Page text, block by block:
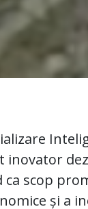
inovator
ca scop
și a